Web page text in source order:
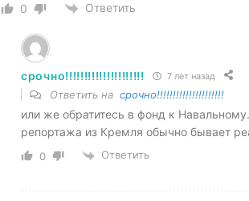
0
Ответить
срочно!!!!!!!!!!!!!!!!!!!!! 7 лет назад
Ответить на срочно!!!!!!!!!!!!!!!!!!!!!
или же обратитесь в фонд к
репортажа из Кремля обычно бывает
0 Ответить